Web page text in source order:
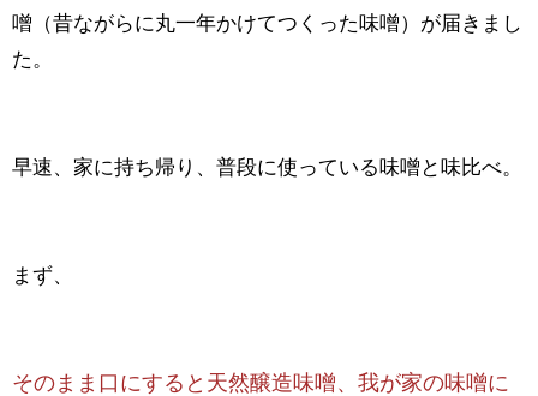
噌（昔ながらに丸一年かけてつくった味噌）が届きまし
た。
早速、家に持ち帰り、普段に使っている味噌と味比べ。
まず、
そのまま口にすると天然醸造味噌、我が家の味噌に